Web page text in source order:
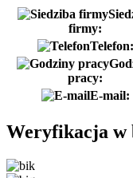
firmy:
Telefon:
pracy:
E-mail:
Weryfikacja w